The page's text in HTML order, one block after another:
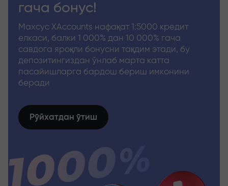
гача бонус!
Махсус XAccounts нафақат 1:5000 кредит
елкаси, балки 1 000% дан 10 000% гача
савдога яроқли бонусни тақдим этади, бу
депозитингиздан ўнлаб марта катта
пасайишларга бардош бериш имконини
беради
Рўйхатдан ўтиш